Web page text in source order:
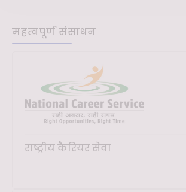
महत्वपूर्ण संसाधन
राष्ट्रीय कैरियर सेवा